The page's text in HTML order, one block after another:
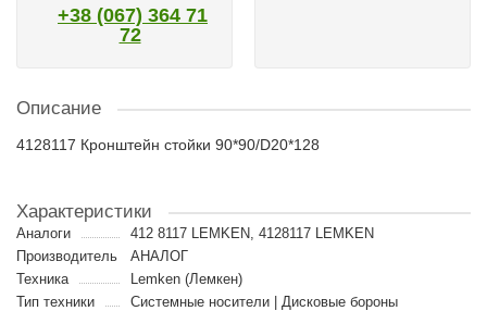
+38 (067) 364 71
72
Описание
4128117 Кронштейн стойки 90*90/D20*128
Характеристики
Аналоги
412 8117 LEMKEN, 4128117 LEMKEN
Производитель
АНАЛОГ
Техника
Lemken (Лемкен)
Тип техники
Cистемные носители | Дисковые бороны